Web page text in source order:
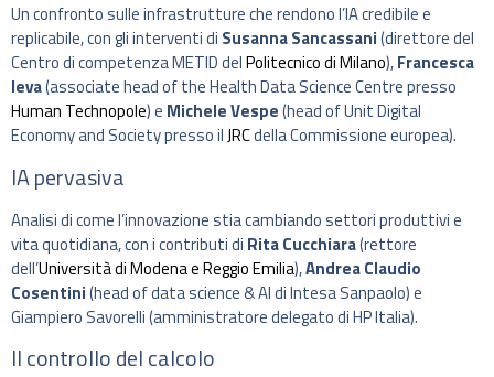
Un confronto sulle infrastrutture che rendono l’IA credibile e
replicabile, con gli interventi di Susanna Sancassani(direttore del
Centro di competenza METID delPolitecnico di Milano),Francesca
Ieva(associate head of the Health Data Science Centre presso
Human Technopole) e Michele Vespe(head of Unit Digital
Economy and Society presso ilJRCdella Commissione europea).
IA pervasiva
Analisi di come l’innovazione stia cambiando settori produttivi e
vita quotidiana, con i contributi di Rita Cucchiara(rettore
dell’Università di Modena e Reggio Emilia),Andrea Claudio
Cosentini(head of data science & AI di Intesa Sanpaolo) e
Giampiero Savorelli (amministratore delegato di HP Italia).
Il controllo del calcolo